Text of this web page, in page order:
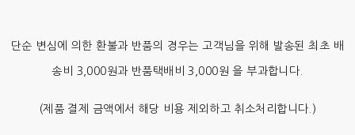
단순 변심에 의한 환불과 반품의 경우는 고객님을 위해 발송된 최초 배
송비 3,000원과 반품택배비 3,000원 을 부과합니다.
(제품 결제 금액에서 해당 비용 제외하고 취소처리합니다.)